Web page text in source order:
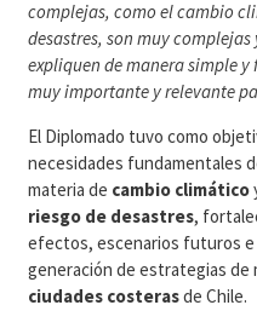
complejas, como el cambio
desastres, son muy
expliquen de manera simple
muy importante y relevante
El Diplomado tuvo como
necesidades fundamentales
materia de cambio climático
riesgo de desastres,
efectos, escenarios futuros e
generación de estrategias de
ciudades costerasde Chile.